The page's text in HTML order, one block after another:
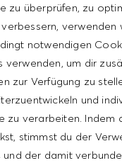
zu überprüfen, zu
verwenden
notwendigen
verwenden, um dir
zur Verfügung zu
und
zu verarbeiten. Indem
stimmst du der
und der damit
Anmeldung erkläre ich
E-Mails mit
von HUGO BOSS,
und anderen
Themen zu erhalten.
z.B. indem ich
Abmeldelink
meine persönlichen